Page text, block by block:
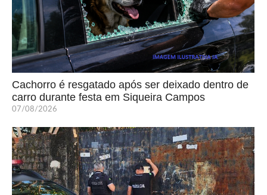
Cachorro é resgatado após ser deixado dentro de
carro durante festa em Siqueira Campos
07/08/2026